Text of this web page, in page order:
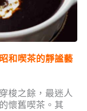
和喫茶的靜謐藝
梭之餘，最迷人
懷舊喫茶。其